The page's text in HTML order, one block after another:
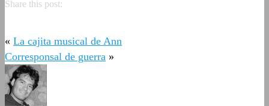
Share this post:
« La cajita musical de Ann
Corresponsal de guerra »